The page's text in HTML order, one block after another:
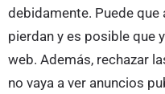
debidamente. Puede
pierdan y es posible que
web. Además, rechazar
no vaya a ver anuncios